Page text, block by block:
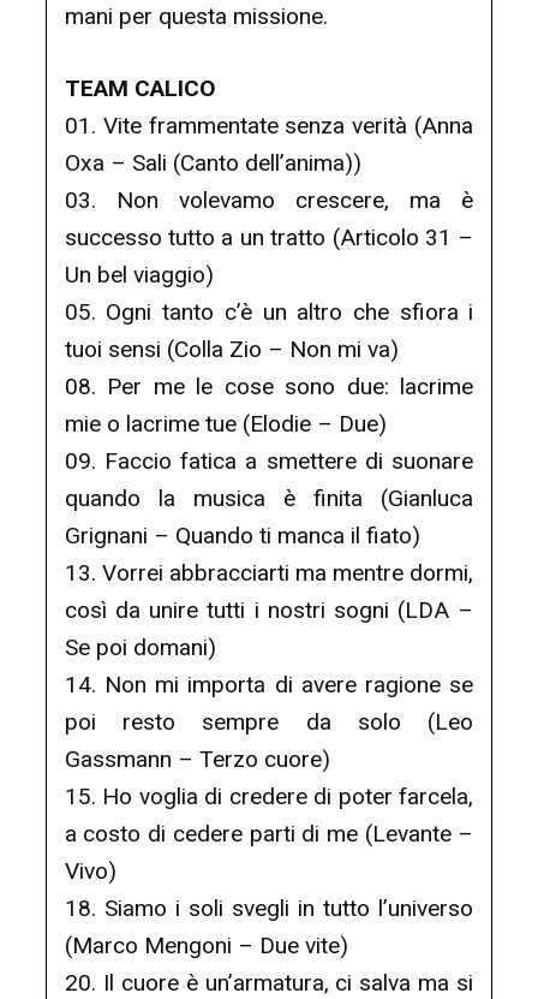
mani per questa missione.
TEAM CALICO
01. Vite frammentate senza verità (Anna
Oxa – Sali (Canto dell’anima))
03. Non volevamo crescere, ma è
successo tutto a un tratto (Articolo 31 –
Un bel viaggio)
05. Ogni tanto c’è un altro che sfiora i
tuoi sensi (Colla Zio – Non mi va)
08. Per me le cose sono due: lacrime
mie o lacrime tue (Elodie – Due)
09. Faccio fatica a smettere di suonare
quando la musica è finita (Gianluca
Grignani – Quando ti manca il fiato)
13. Vorrei abbracciarti ma mentre dormi,
così da unire tutti i nostri sogni (LDA –
Se poi domani)
14. Non mi importa di avere ragione se
poi resto sempre da solo (Leo
Gassmann – Terzo cuore)
15. Ho voglia di credere di poter farcela,
a costo di cedere parti di me (Levante –
Vivo)
18. Siamo i soli svegli in tutto l’universo
(Marco Mengoni – Due vite)
20. Il cuore è un’armatura, ci salva ma si